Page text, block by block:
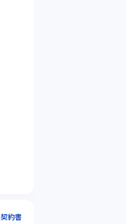
契約書